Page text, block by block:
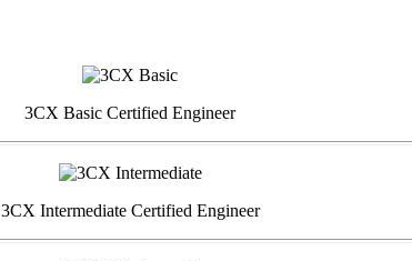
3CX Basic Certified Engineer
3CX Intermediate Certified Engineer